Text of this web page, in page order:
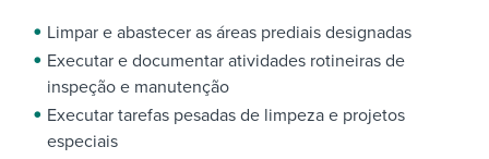
Limpar e abastecer as áreas prediais designadas
Executar e documentar atividades rotineiras de
inspeção e manutenção
Executar tarefas pesadas de limpeza e projetos
especiais